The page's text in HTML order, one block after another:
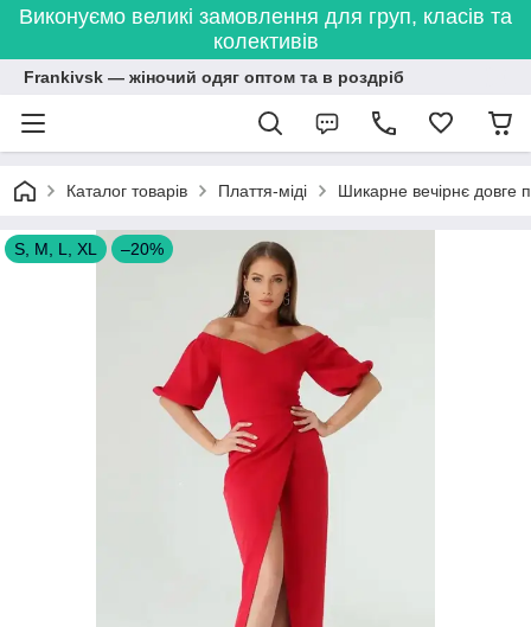
Виконуємо великі замовлення для груп, класів та
колективів
Frankivsk — жіночий одяг оптом та в роздріб
Каталог товарів Плаття-міді Шикарне вечірнє довге
S, M, L, XL –20%